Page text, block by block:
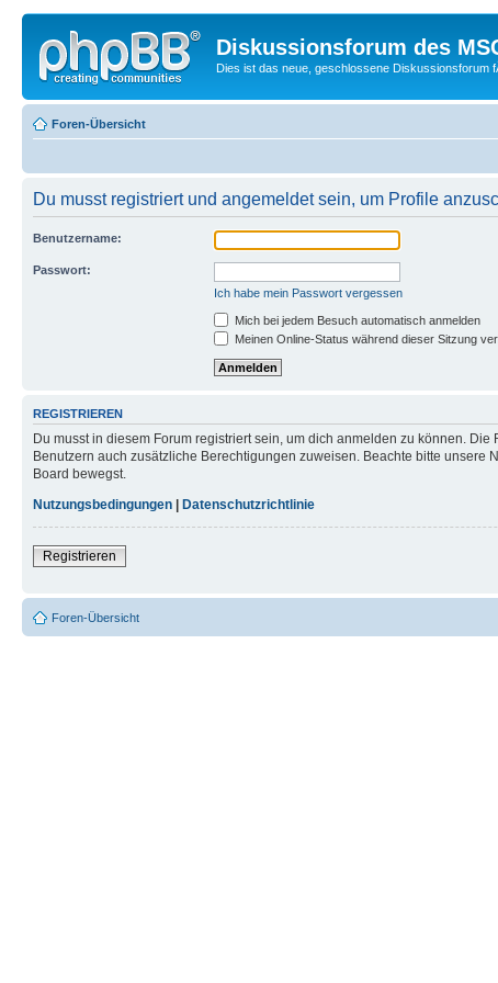
Diskussionsforum des
Dies ist das neue, geschlossene Diskussionsforum
Foren-Übersicht
Du musst registriert und angemeldet sein, um Profile
Benutzername:
Passwort:
Ich habe mein Passwort vergessen
Mich bei jedem Besuch automatisch anmelden
Meinen Online-Status während dieser Sitzung
REGISTRIEREN
Du musst in diesem Forum registriert sein, um dich anmelden zu können.
Benutzern auch zusätzliche Berechtigungen zuweisen. Beachte bitte
Board bewegst.
Nutzungsbedingungen
Datenschutzrichtlinie
Registrieren
Foren-Übersicht